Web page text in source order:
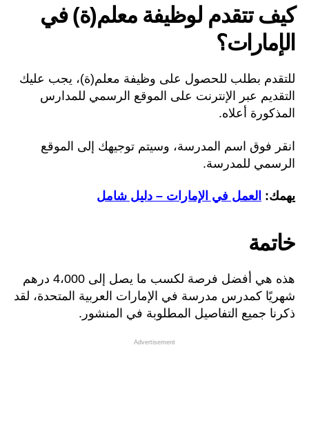
كيف تتقدم لوظيفة معلم(ة) في
الإمارات؟
للتقدم بطلب للحصول على وظيفة معلم(ة)، يجب عليك
التقديم عبر الإنترنت على الموقع الرسمي للمدارس
المذكورة أعلاه.
انقر فوق اسم المدرسة، وسيتم توجيهك إلى الموقع
الرسمي للمدرسة.
يهمك: العمل في الإمارات – دليل شامل
خاتمة
هذه هي أفضل فرصة لكسب ما يصل إلى 4،000 درهم
شهريًا كمدرس مدرسة في الإمارات العربية المتحدة، لقد
ذكرنا جميع التفاصيل المطلوبة في المنشور.
Advertisement